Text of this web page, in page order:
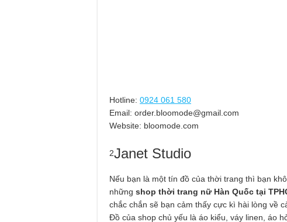
Hotline: 0924 061 580
Email: order.bloomode@gmail.com
Website: bloomode.com
2Janet Studio
Nếu bạn là một tín đồ của thời trang thì bạn
những shop thời trang nữ Hàn Quốc tại
chắc chắn sẽ bạn cảm thấy cực kì hài lòng về
Đồ của shop chủ yếu là áo kiểu, váy linen, áo